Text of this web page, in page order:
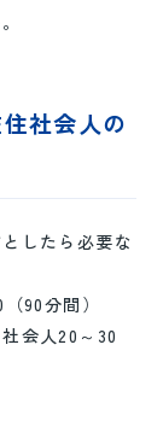
社会人の
したら必要な
90分間）
会人20～30